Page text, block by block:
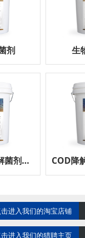
剂 生
耐高温COD降解菌剂（新品上市）
进入我们的淘宝店铺
进入我们的猎聘主页